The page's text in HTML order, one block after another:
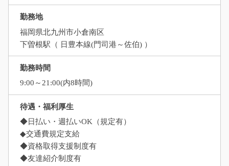
勤務地
福岡県北九州市小倉南区
下曽根駅（ 日豊本線(門司港～佐伯) ）
勤務時間
9:00～21:00(内8時間)
待遇・福利厚生
◆日払い・週払いOK（規定有）
◆交通費規定支給
◆資格取得支援制度有
◆友達紹介制度有